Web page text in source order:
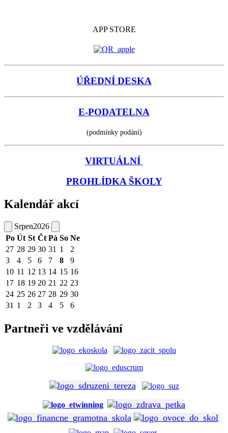
APP STORE
ÚŘEDNÍ DESKA
E-PODATELNA
(podmínky podání)
VIRTUÁLNÍ
PROHLÍDKA ŠKOLY
Kalendář akcí
Srpen2026
Po Út St Čt Pá So Ne
27 28 29 30 31 1
2
3
4 5 6 7 8
9
10 11 12 13 14 15 16
17 18 19 20 21 22 23
24 25 26 27 28 29 30
31 1 2 3 4 5 6
Partneři ve vzdělávání